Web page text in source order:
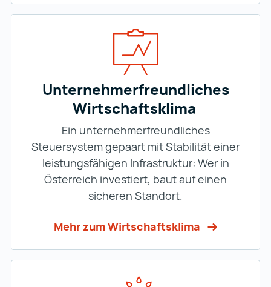
Unternehmerfreundliches
Wirtschaftsklima
Ein unternehmerfreundliches
Steuersystem gepaart mit Stabilität einer
leistungsfähigen Infrastruktur: Wer in
Österreich investiert, baut auf einen
sicheren Standort.
Mehr zum Wirtschaftsklima